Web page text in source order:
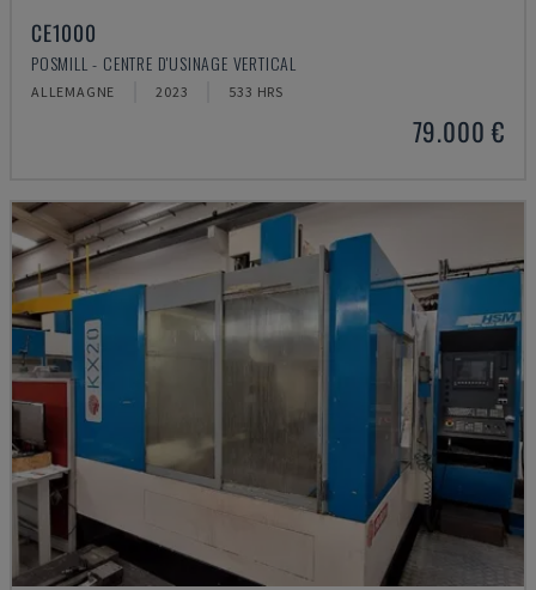
CE1000
POSMILL - CENTRE D'USINAGE VERTICAL
ALLEMAGNE 2023 533 HRS
79.000 €